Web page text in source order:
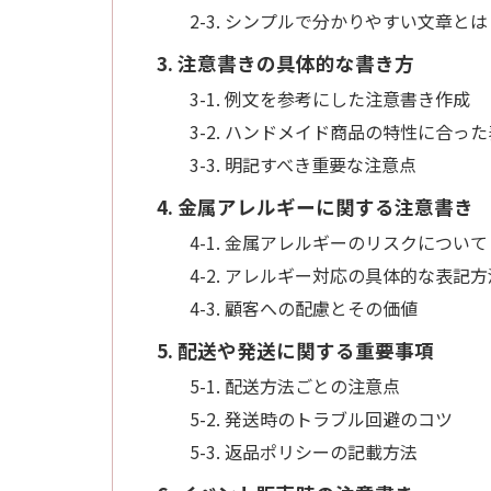
2-3. シンプルで分かりやすい文章とは
3. 注意書きの具体的な書き方
3-1. 例文を参考にした注意書き作成
3-2. ハンドメイド商品の特性に合っ
3-3. 明記すべき重要な注意点
4. 金属アレルギーに関する注意書き
4-1. 金属アレルギーのリスクについて
4-2. アレルギー対応の具体的な表記
4-3. 顧客への配慮とその価値
5. 配送や発送に関する重要事項
5-1. 配送方法ごとの注意点
5-2. 発送時のトラブル回避のコツ
5-3. 返品ポリシーの記載方法